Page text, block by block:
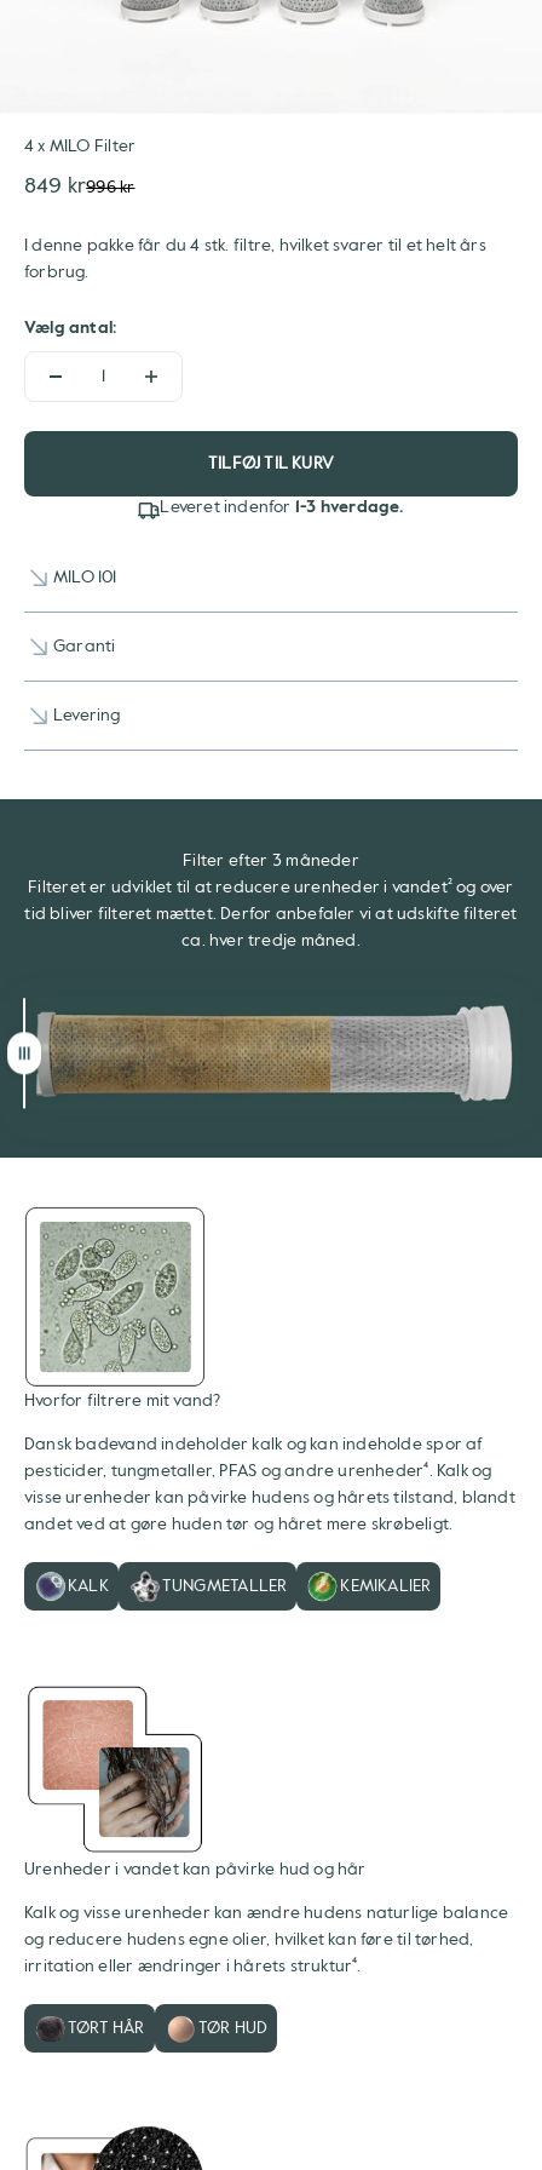
4 x MILO Filter
Salgspris
849 krNormalpris
996 kr
I denne pakke får du 4 stk. filtre, hvilket svarer til et helt års
forbrug.
Vælg antal:
TILFØJ TIL KURV
Leveret indenfor 1-3 hverdage.
MILO 101
Garanti
Levering
Filter efter 3 måneder
Filteret er udviklet til at reducere urenheder i vandet² og over
tid bliver filteret mættet. Derfor anbefaler vi at udskifte filteret
ca. hver tredje måned.
Træk
Hvorfor filtrere mit vand?
Dansk badevand indeholder kalk og kan indeholde spor af
pesticider, tungmetaller, PFAS og andre urenheder⁴. Kalk og
visse urenheder kan påvirke hudens og hårets tilstand, blandt
andet ved at gøre huden tør og håret mere skrøbeligt.
KALK TUNGMETALLER KEMIKALIER
Urenheder i vandet kan påvirke hud og hår
Kalk og visse urenheder kan ændre hudens naturlige balance
og reducere hudens egne olier, hvilket kan føre til tørhed,
irritation eller ændringer i hårets struktur⁴.
TØRT HÅR TØR HUD